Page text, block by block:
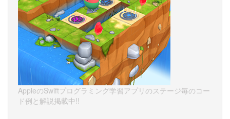
AppleのSwiftプログラミング学習アプリのステージ毎のコー
ド例と解説掲載中!!